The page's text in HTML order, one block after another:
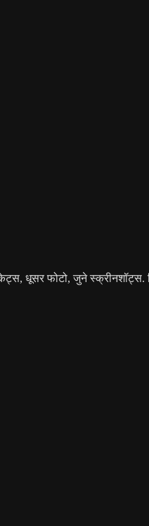
धूसर फोटो, जुने स्क्रीनशॉट्स.